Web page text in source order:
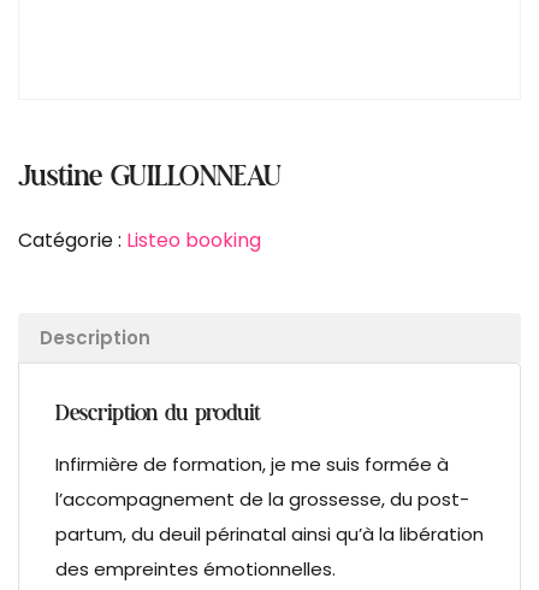
Justine GUILLONNEAU
Catégorie : Listeo booking
Description
Description du produit
Infirmière de formation, je me suis formée à
l’accompagnement de la grossesse, du post-
partum, du deuil périnatal ainsi qu’à la libération
des empreintes émotionnelles.